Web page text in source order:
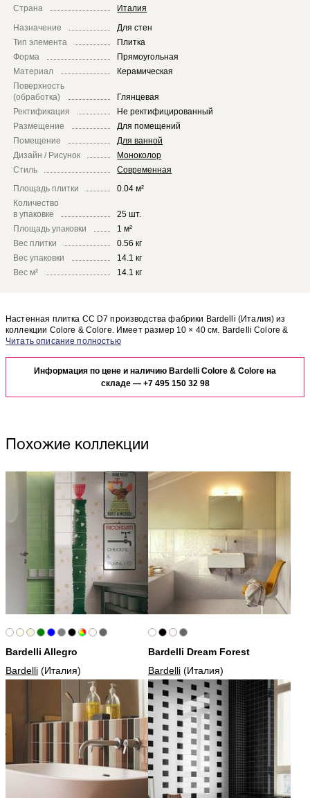
Страна
Италия
Назначение
Для стен
Тип элемента
Плитка
Форма
Прямоугольная
Материал
Керамическая
Поверхность
(обработка)
Глянцевая
Ректификация
Не ректифицированный
Размещение
Для помещений
Помещение
Для ванной
Дизайн / Рисунок
Моноколор
Стиль
Современная
Площадь плитки
0.04 м²
Количество
в упаковке
25 шт.
Площадь упаковки
1 м²
Вес плитки
0.56 кг
Вес упаковки
14.1 кг
Вес м²
14.1 кг
Настенная плитка CC D7 производства фабрики Bardelli (Италия) из
коллекции Colore & Colore. Имеет размер 10 × 40 см. Bardelli Colore &
Colore CC D7 отлично сочетается с другими элементами коллекции
отделке Вашего помещения, закажите бесплатный дизайн-проект с
использованием элементов коллекции Bardelli Colore & Colore.
Информация по цене и наличию Bardelli Colore & Colore на
складе — +7 495 150 32 98
Похожие коллекции
Bardelli Allegro
Bardelli (Италия)
Bardelli Dream Forest
Bardelli (Италия)